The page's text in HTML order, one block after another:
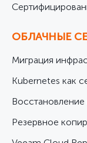
ОБЛАЧНЫЕ
Миграция
Kubernetes как
Восстановление
Резервное